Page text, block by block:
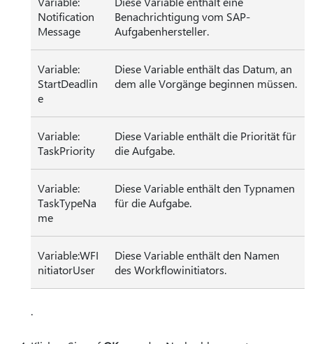
Notification
Message
Benachrichtigung vom SAP-
Aufgabenhersteller.
Variable:
StartDeadlin
e
Diese Variable enthält das Datum, an
dem alle Vorgänge beginnen müssen.
Variable:
TaskPriority
Diese Variable enthält die Priorität für
die Aufgabe.
Variable:
TaskTypeNa
me
Diese Variable enthält den Typnamen
für die Aufgabe.
Variable:WFI
nitiatorUser
Diese Variable enthält den Namen
des Workflowinitiators.
.